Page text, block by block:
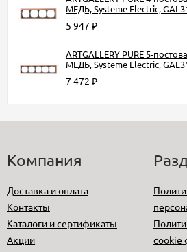
МЕДЬ, Systeme Electric,
5 947 ₽
ARTGALLERY PURE 5-
МЕДЬ, Systeme Electric,
7 472 ₽
Компания
Доставка и оплата
Контакты
Каталоги и сертификаты
Акции
cookie